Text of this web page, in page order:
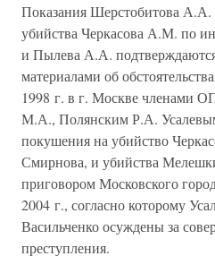
Показания Шерстобитова А.А.
убийства Черкасова А.М. по
и Пылева А.А.
материалами об
1998 г. в г. Москве членами
М.А., Полянским Р.А.
покушения на убийство
Смирнова, и убийства
приговором Московского
2004 г., согласно которому
Васильченко осуждены за
преступления.